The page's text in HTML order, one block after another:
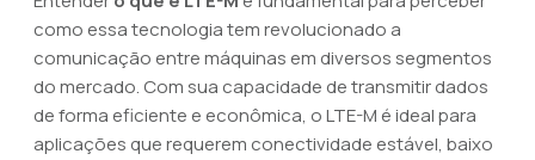
como essa tecnologia tem revolucionado a
comunicação entre máquinas em diversos segmentos
do mercado. Com sua capacidade de transmitir dados
de forma eficiente e econômica, o LTE-M é ideal para
aplicações que requerem conectividade estável, baixo